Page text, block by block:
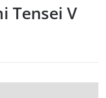
Tensei V